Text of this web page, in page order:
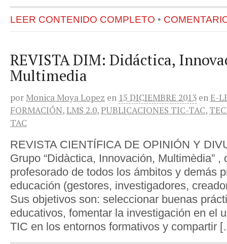
LEER CONTENIDO COMPLETO •
REVISTA DIM: Didáctica,
Multimedia
por Monica Moya Lopez en 15 DICIEMBRE 2013 enE-
FORMACIÓN,LMS 2.0,PUBLICACIONES TIC-TAC,
TAC
REVISTA CIENTÍFICA DE OPINIÓN Y
Grupo “Didàctica, Innovación, Multimèdia” ,
profesorado de todos los ámbitos y demás
educación (gestores, investigadores,
Sus objetivos son: seleccionar buenas
educativos, fomentar la investigación en el
TIC en los entornos formativos y compartir